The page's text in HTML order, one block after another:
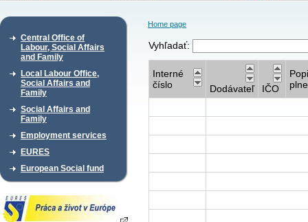
Central Office of
Labour, Social Affairs
and Family
Local Labour Office,
Social Affairs and
Family
Social Affairs and
Family
Employment services
EURES
European Social fund
Home page
Vyhľadať:
Interné
číslo
Dodávateľ IČO